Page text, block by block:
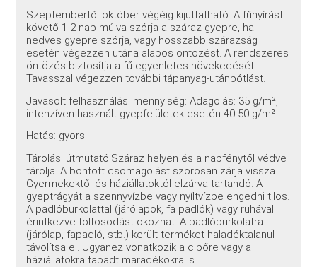
Szeptembertől október végéig kijuttatható. A fűnyírást
követő 1-2 nap múlva szórja a száraz gyepre, ha
nedves gyepre szórja, vagy hosszabb szárazság
esetén végezzen utána alapos öntözést. A rendszeres
öntözés biztosítja a fű egyenletes növekedését.
Tavasszal végezzen további tápanyag-utánpótlást.
Javasolt felhasználási mennyiség: Adagolás: 35 g/m²,
intenzíven használt gyepfelületek esetén 40-50 g/m².
Hatás: gyors
Tárolási útmutató:Száraz helyen és a napfénytől védve
tárolja. A bontott csomagolást szorosan zárja vissza.
Gyermekektől és háziállatoktól elzárva tartandó. A
gyeptrágyát a szennyvízbe vagy nyíltvízbe engedni tilos.
A padlóburkolattal (járólapok, fa padlók) vagy ruhával
érintkezve foltosodást okozhat. A padlóburkolatra
(járólap, fapadló, stb.) került terméket haladéktalanul
távolítsa el. Ugyanez vonatkozik a cipőre vagy a
háziállatokra tapadt maradékokra is.